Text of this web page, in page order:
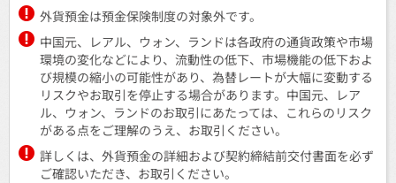
外貨預金は預金保険制度の対象外です。
中国元、レアル、ウォン、ランドは各政府の通貨政策や市場
環境の変化などにより、流動性の低下、市場機能の低下およ
び規模の縮小の可能性があり、為替レートが大幅に変動する
リスクやお取引を停止する場合があります。中国元、レア
ル、ウォン、ランドのお取引にあたっては、これらのリスク
がある点をご理解のうえ、お取引ください。
詳しくは、外貨預金の詳細および契約締結前交付書面を必ず
ご確認いただき、お取引ください。